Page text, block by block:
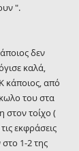
".
δεν
καλά,
κάποιος, από
του στα
στον τοίχο (
εκφράσεις
1-2 της